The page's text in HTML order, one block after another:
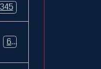
345
62